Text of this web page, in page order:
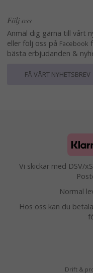
Följ oss
Anmäl dig gärna till vårt
eller följ oss på Facebook
bästa erbjudanden &
FÅ VÅRT NYHETSBREV
Vi skickar med DSV/
Normal
Hos oss kan du
Drift &